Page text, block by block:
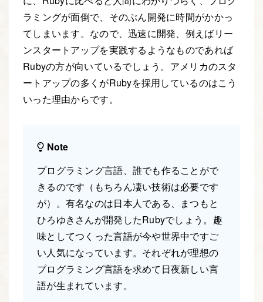
ラミングが面倒で、そのぶん開発に時間がかかっ
てしまいます。なので、迅速に開発、例えばリー
ンスタートアップを実践するようなものであれば
Rubyの方が向いているでしょう。アメリカのスタ
ートアップの多くがRubyを採用しているのはこう
いった理由からです。
Note
プログラミング言語、誰でも作ることがで
きるのです（もちろん凄い技術は必要です
が）。有名なのは日本人である、まつもと
ひろゆきさんが開発したRubyでしょう。趣
味としてつくった言語が今や世界中ですご
い人気になっています。それぞれが理想の
プログラミング言語を求めて日夜新しい言
語が生まれています。